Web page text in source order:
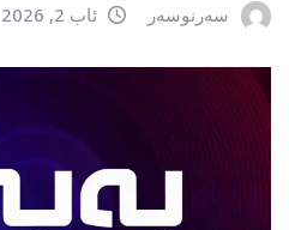
سەرنوسەر ئاب 2, 2026